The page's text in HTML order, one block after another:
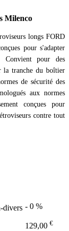
Milenco
longs FORD
pour s'adapter
Convient pour des
la tranche du boîtier
de sécurité des
aux normes
conçues pour
contre tout
- 0 %
129,00 €